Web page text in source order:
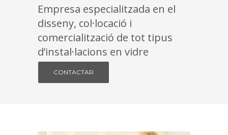
Empresa especialitzada en el
disseny, col·locació i
comercialització de tot tipus
d’instal·lacions en vidre
CONTACTAR